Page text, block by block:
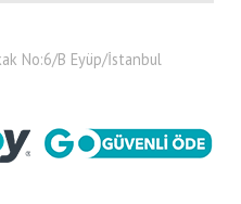
No:6/B Eyüp/İstanbul